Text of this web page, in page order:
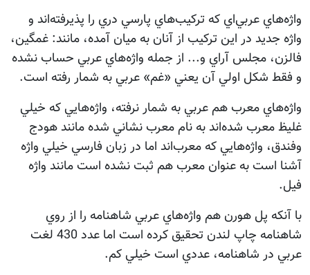
واژه‌هاي عربي‌اي كه تركيب‌هاي پارسي دري را پذيرفته‌اند و
واژه جديد در اين تركيب از آنان به ميان آمده، مانند: غمگين،
فالزن، مجلس آراي و... از جمله واژه‌هاي عربي حساب نشده
و فقط شكل اولي آن يعني «غم» عربي به شمار رفته است.
واژه‌هاي معرب هم عربي به شمار نرفته، واژه‌هايي كه خيلي
غليظ معرب شده‌اند به نام معرب نشاني شده مانند هودج
وفندق، واژه‌هايي كه معرب‌اند اما در زبان فارسي خيلي واژه
آشنا است به عنوان معرب هم ثبت نشده است مانند واژه
فيل.
با آنكه پل هورن هم واژه‌هاي عربي شاهنامه را از روي
شاهنامه چاپ لندن تحقيق كرده است اما عدد 430 لغت
عربي در شاهنامه، عددي است خيلي كم.